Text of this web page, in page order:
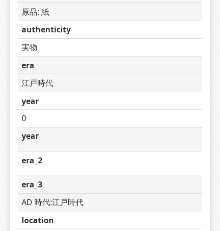
原品: 紙
authenticity
実物
era
江戸時代
year
0
year
era_2
era_3
AD 時代:江戸時代
location